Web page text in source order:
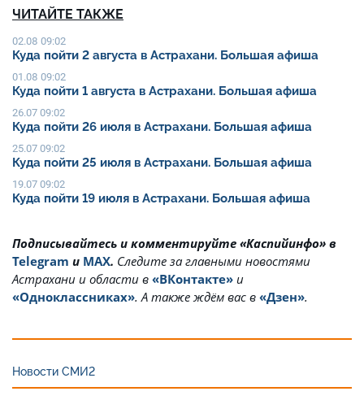
ЧИТАЙТЕ ТАКЖЕ
02.08 09:02
Куда пойти 2 августа в Астрахани. Большая афиша
01.08 09:02
Куда пойти 1 августа в Астрахани. Большая афиша
26.07 09:02
Куда пойти 26 июля в Астрахани. Большая афиша
25.07 09:02
Куда пойти 25 июля в Астрахани. Большая афиша
19.07 09:02
Куда пойти 19 июля в Астрахани. Большая афиша
Подписывайтесь и комментируйте «Каспийинфо» в
Telegram и MAX. Cледите за главными новостями
Астрахани и области в «ВКонтакте» и
«Одноклассниках». А также ждём вас в «Дзен».
Новости СМИ2